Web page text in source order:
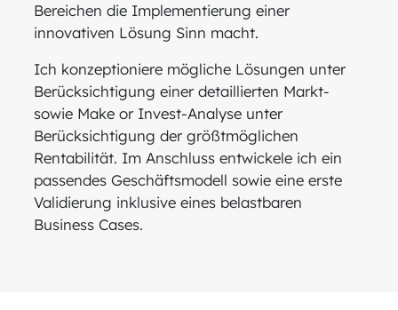
Bereichen die Implementierung einer
innovativen Lösung Sinn macht.
Ich konzeptioniere mögliche Lösungen unter
Berücksichtigung einer detaillierten Markt-
sowie Make or Invest-Analyse unter
Berücksichtigung der größtmöglichen
Rentabilität. Im Anschluss entwickele ich ein
passendes Geschäftsmodell sowie eine erste
Validierung inklusive eines belastbaren
Business Cases.